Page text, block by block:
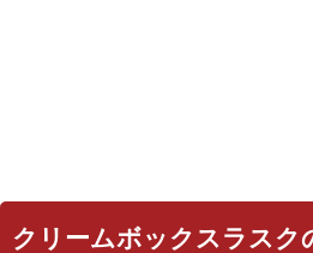
クリームボックスラスク